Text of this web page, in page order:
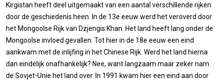
Kirgistan heeft deel uitgemaakt van een aantal verschillende rijken
door de geschiedenis heen. In de 13e eeuw werd het veroverd door
het Mongoolse Rijk van Dzjengis Khan. Het land heeft lang onder de
Mongoolse invloed gevallen. Tot hier in de 18e eeuw een eind
aankwam met de inlijfing in het Chinese Rijk. Werd het land hierna
dan eindelijk onafhankelijk? Nee, want langzaam maar zeker nam
de Sovjet-Unie het land over. In 1991 kwam hier een eind aan door